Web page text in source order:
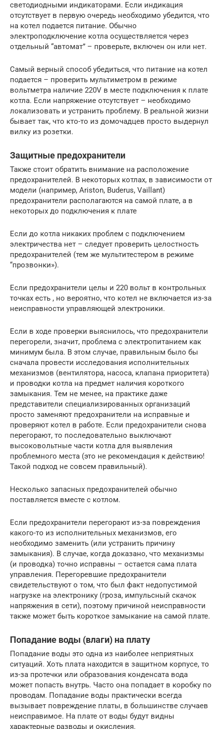
светодиодными индикаторами. Если индикация
отсутствует в первую очередь необходимо убедится, что
на котел подается питание. Обычно
электроподключение котла осуществляется через
отдельный “автомат” – проверьте, включен он или нет.
Самый верный способ убедиться, что питание на котел
подается – проверить мультиметром в режиме
вольтметра наличие 220V в месте подключения к плате
котла. Если напряжение отсутствует – необходимо
локализовать и устранить проблему. В реальной жизни
бывает так, что кто-то из домочадцев просто выдернул
вилку из розетки.
Защитные предохранители
Также стоит обратить внимание на расположение
предохранителей. В некоторых котлах, в зависимости от
модели (например, Ariston, Buderus, Vaillant)
предохранители располагаются на самой плате, а в
некоторых до подключения к плате
Если до котла никаких проблем с подключением
электричества нет – следует проверить целостность
предохранителей (тем же мультитестером в режиме
“прозвонки»).
Если предохранители целы и 220 вольт в контрольных
точках есть , но вероятно, что котел не включается из-за
неисправности управляющей электроники.
Если в ходе проверки выяснилось, что предохранители
перегорели, значит, проблема с электропитанием как
минимум была. В этом случае, правильным было бы
сначала провести исследования исполнительных
механизмов (вентилятора, насоса, клапана приоритета)
и проводки котла на предмет наличия короткого
замыкания. Тем не менее, на практике даже
представители специализированных организаций
просто заменяют предохранители на исправные и
проверяют котел в работе. Если предохранители снова
перегорают, то последовательно выключают
высоковольтные части котла для выявления
проблемного места (это не рекомендация к действию!
Такой подход не совсем правильный).
Несколько запасных предохранителей обычно
поставляется вместе с котлом.
Если предохранители перегорают из-за повреждения
какого-то из исполнительных механизмов, его
необходимо заменить (или устранить причину
замыкания). В случае, когда доказано, что механизмы
(и проводка) точно исправны – остается сама плата
управления. Перегоревшие предохранители
свидетельствуют о том, что был факт недопустимой
нагрузке на электронику (гроза, импульсный скачок
напряжения в сети), поэтому причиной неисправности
также может быть короткое замыкание на самой плате.
Попадание воды (влаги) на плату
Попадание воды это одна из наиболее неприятных
ситуаций. Хоть плата находится в защитном корпусе, то
из-за протечки или образования конденсата вода
может попасть внутрь. Часто она попадает в коробку по
проводам. Попадание воды практически всегда
вызывает повреждение платы, в большинстве случаев
неисправимое. На плате от воды будут видны
характерные разводы и окисления.